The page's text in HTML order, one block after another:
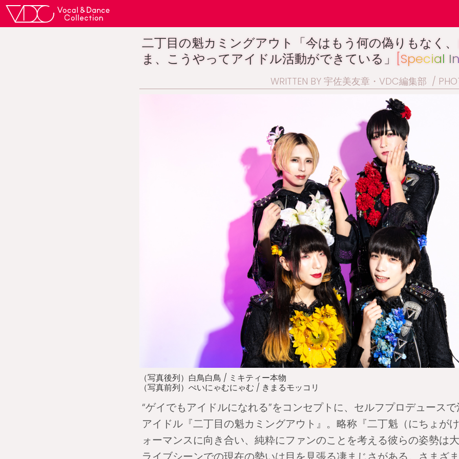
二丁目の魁カミングアウト「今はもう何の偽りもなく
ま、こうやってアイドル活動ができている」 [Special
WRITTEN BY 宇佐美友章・VDC編集部
（写真後列）白鳥白鳥 / ミキティー本物
（写真前列）ぺいにゃむにゃむ / きまるモッコリ
“ゲイでもアイドルになれる”をコンセプトに、セルフプロデュース
アイドル『二丁目の魁カミングアウト』。略称『二丁魁（にちょが
ォーマンスに向き合い、純粋にファンのことを考える彼らの姿勢は